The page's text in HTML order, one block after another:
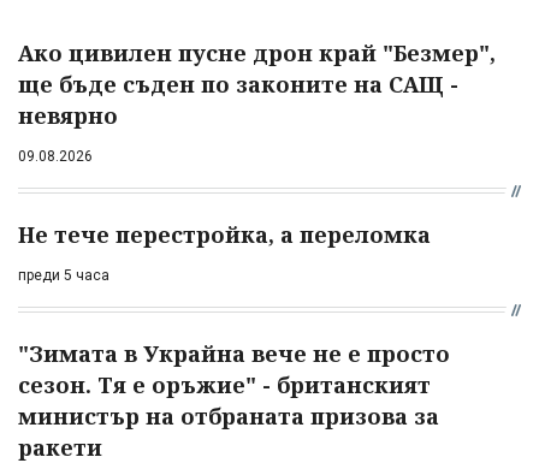
Ако цивилен пусне дрон край "Безмер",
ще бъде съден по законите на САЩ -
невярно
09.08.2026
Не тече перестройка, а переломка
преди 5 часа
"Зимата в Украйна вече не е просто
сезон. Тя е оръжие" - британският
министър на отбраната призова за
ракети